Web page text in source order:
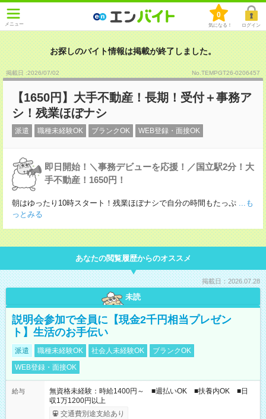
メニュー
0
気になる！ ログイン
お探しのバイト情報は掲載が終了しました。
掲載日 :2026/07/02 No.TEMPGT26-0206457
【1650円】大手不動産！長期！受付＋事務ア
シ！残業ほぼナシ
派遣 職種未経験OK ブランクOK WEB登録・面接OK
即日開始！＼事務デビューを応援！／国立駅2分！大
手不動産！1650円！
朝はゆったり10時スタート！残業ほぼナシで自分の時間もたっぷ ...も
っとみる
あなたの閲覧履歴からのオススメ
掲載日：2026.07.28
未読
説明会参加で全員に【現金2千円相当プレゼン
ト】生活のお手伝い
派遣 職種未経験OK 社会人未経験OK
ブランクOK
WEB登録・面接OK
給与
無資格未経験：時給1400円～ ■週払いOK ■扶養内OK ■日
収1万1200円以上
交通費別途支給あり